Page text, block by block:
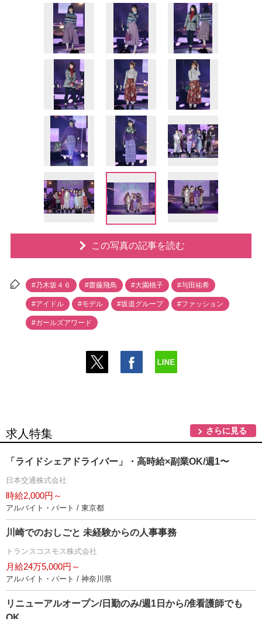
この写真の記事を読む
#乃木坂４６ #齋藤飛鳥 #大園桃子 #与田祐希
#アイドル #モデル #坂道グループ #ファッション
#ガールズアワード
求人特集 さらに見る
「ライドシェアドライバー」・高時給×副業OK/週1〜
日本交通株式会社
時給2,000円～
アルバイト・パート / 東京都
川崎でのおしごと 未経験からの人事事務
トランスコスモス株式会社
月給24万5,000円～
アルバイト・パート / 神奈川県
リニューアルオープン/日勤のみ/週1日から/准看護師でも